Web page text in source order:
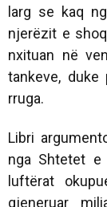
larg se kaq
njerëzit e
nxituan në
tankeve,
rruga.
Libri
nga Shtetet e
luftërat
gjeneruar